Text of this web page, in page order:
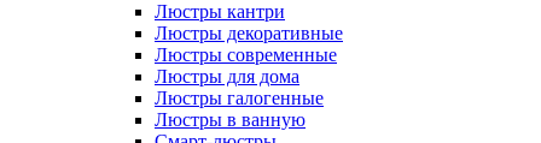
Люстры кантри
Люстры декоративные
Люстры современные
Люстры для дома
Люстры галогенные
Люстры в ванную